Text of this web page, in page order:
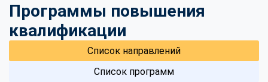
Программы повышения
квалификации
Список направлений
Список программ